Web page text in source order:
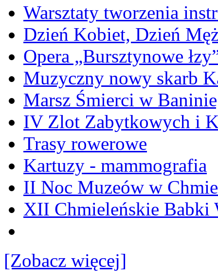
Warsztaty tworzenia
Dzień Kobiet, Dzień
Opera „Bursztynowe
Muzyczny nowy skarb
Marsz Śmierci w
IV Zlot Zabytkowych i
Trasy rowerowe
Kartuzy - mammografia
II Noc Muzeów w
XII Chmieleńskie Babki
[Zobacz więcej]